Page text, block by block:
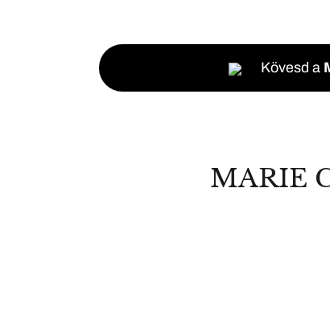
Kövesd a
MARIE